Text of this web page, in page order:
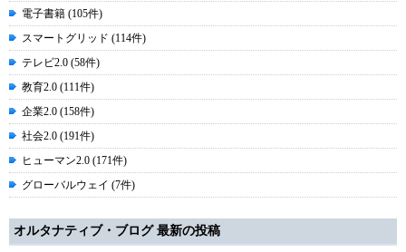
電子書籍 (105件)
スマートグリッド (114件)
テレビ2.0 (58件)
教育2.0 (111件)
企業2.0 (158件)
社会2.0 (191件)
ヒューマン2.0 (171件)
グローバルウェイ (7件)
オルタナティブ・ブログ 最新の投稿